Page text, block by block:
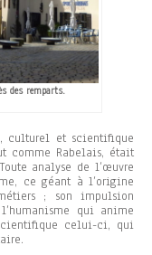
des remparts.
culturel et scientifique
comme Rabelais, était
analyse de l’œuvre
ce géant à l’origine
; son impulsion
qui anime
celui-ci, qui